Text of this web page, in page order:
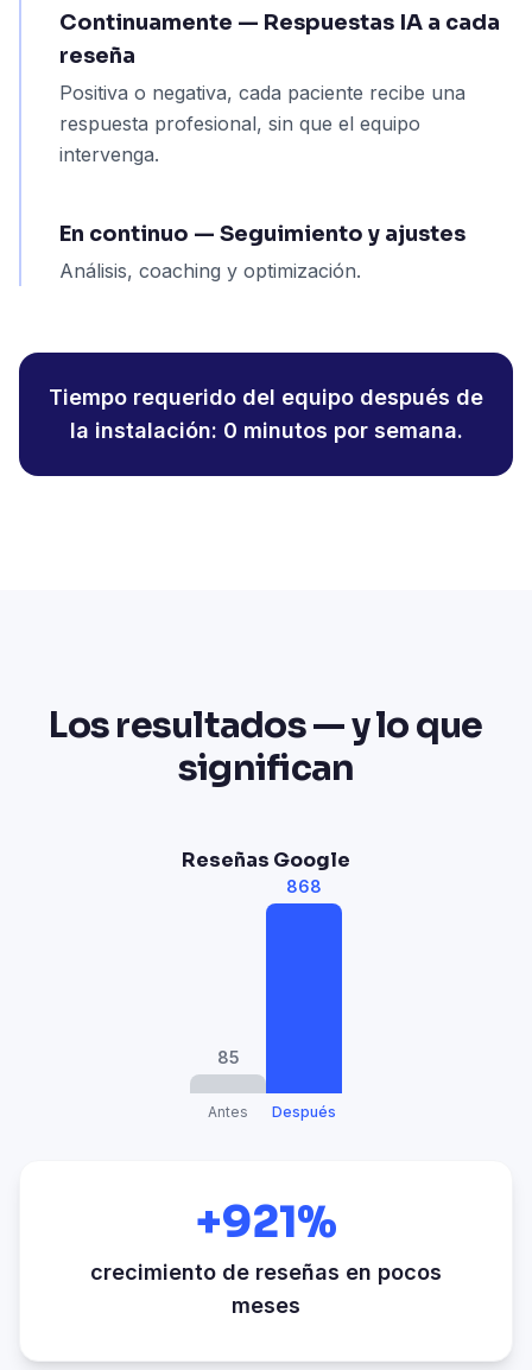
Continuamente — Respuestas IA a cada
reseña
Positiva o negativa, cada paciente recibe una
respuesta profesional, sin que el equipo
intervenga.
En continuo — Seguimiento y ajustes
Análisis, coaching y optimización.
Tiempo requerido del equipo después de
la instalación: 0 minutos por semana.
Los resultados — y lo que
significan
Reseñas Google
85
Antes
868
Después
+921%
crecimiento de reseñas en pocos
meses